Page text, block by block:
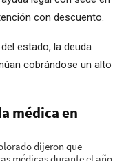
con descuento.
estado, la deuda
cobrándose un alto